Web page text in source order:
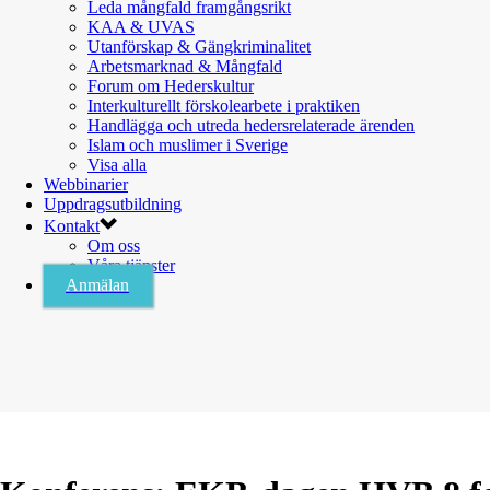
Leda mångfald framgångsrikt
KAA & UVAS
Utanförskap & Gängkriminalitet
Arbetsmarknad & Mångfald
Forum om Hederskultur
Interkulturellt förskolearbete i praktiken
Handlägga och utreda hedersrelaterade ärenden
Islam och muslimer i Sverige
Visa alla
Webbinarier
Uppdragsutbildning
Kontakt
Om oss
Våra tjänster
Anmälan